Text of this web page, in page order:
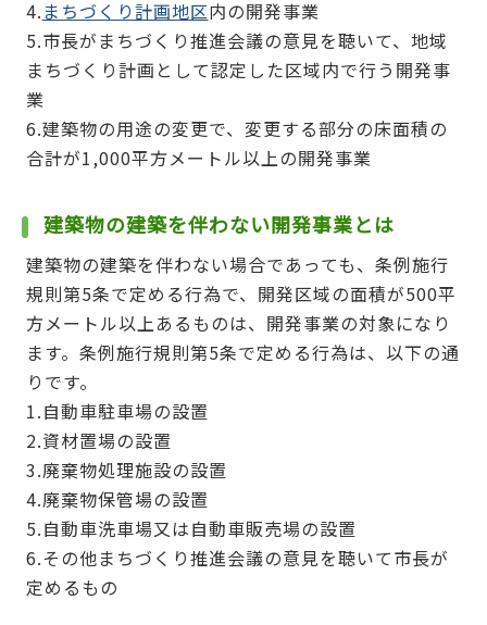
4. まちづくり計画地区内の開発事業
5.市長がまちづくり推進会議の意見を聴いて、地域
まちづくり計画として認定した区域内で行う開発事
業
6.建築物の用途の変更で、変更する部分の床面積の
合計が1,000平方メートル以上の開発事業
建築物の建築を伴わない開発事業とは
建築物の建築を伴わない場合であっても、条例施行
規則第5条で定める行為で、開発区域の面積が500平
方メートル以上あるものは、開発事業の対象になり
ます。条例施行規則第5条で定める行為は、以下の通
りです。
1.自動車駐車場の設置
2.資材置場の設置
3.廃棄物処理施設の設置
4.廃棄物保管場の設置
5.自動車洗車場又は自動車販売場の設置
6.その他まちづくり推進会議の意見を聴いて市長が
定めるもの